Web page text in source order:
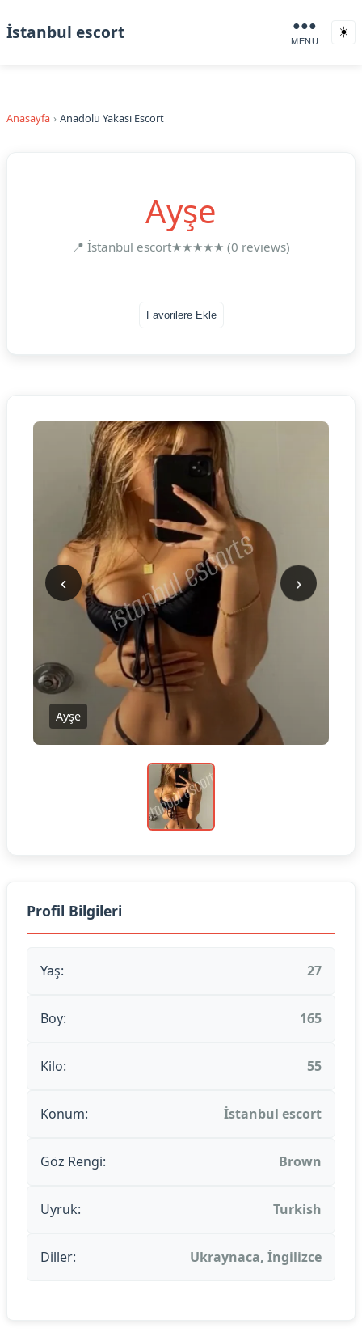
İstanbul escort ●●●
MENU
☀️
Anasayfa Anadolu Yakası Escort
Ayşe
📍 İstanbul escort★★★★★ (0 reviews)
Favorilere Ekle
Ayşe
‹ ›
Profil Bilgileri
Yaş: 27
Boy: 165
Kilo: 55
Konum: İstanbul escort
Göz Rengi: Brown
Uyruk: Turkish
Diller: Ukraynaca, İngilizce